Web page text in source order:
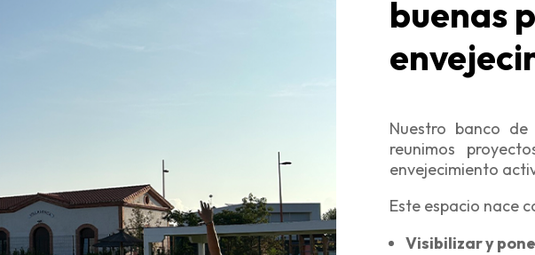
buenas
Nuestro banco
reunimos
envejecimiento
Este espacio nace
Visibilizar y